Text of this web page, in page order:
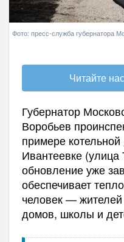
Фото: пресс-служба губернатора
Читайте
Губернатор
Воробьев
примере котельной
Ивантеевке
обновление уже
обеспечивает
человек —
домов, школы и